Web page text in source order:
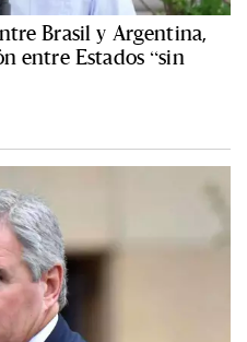
Brasil y Argentina,
entre Estados “sin